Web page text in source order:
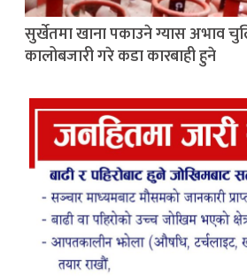
सुर्खेतमा खाना पकाउने ग्यास अभाव
कालोबजारी गरे कडा कारबाही हुने